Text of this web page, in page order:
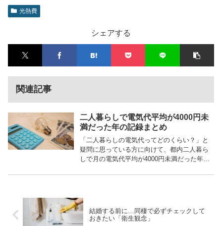
光熱費
シェアする
関連記事
二人暮らしで電気代平均が4000円未
満だった年の記録まとめ
「二人暮らしの電気代ってどのくらい？」と
疑問に思っている方に向けて、都内二人暮ら
しで月の電気代平均が4000円未満だった年の
結婚する前に…同棲で必ずチェックして
おきたい「衛生観念」